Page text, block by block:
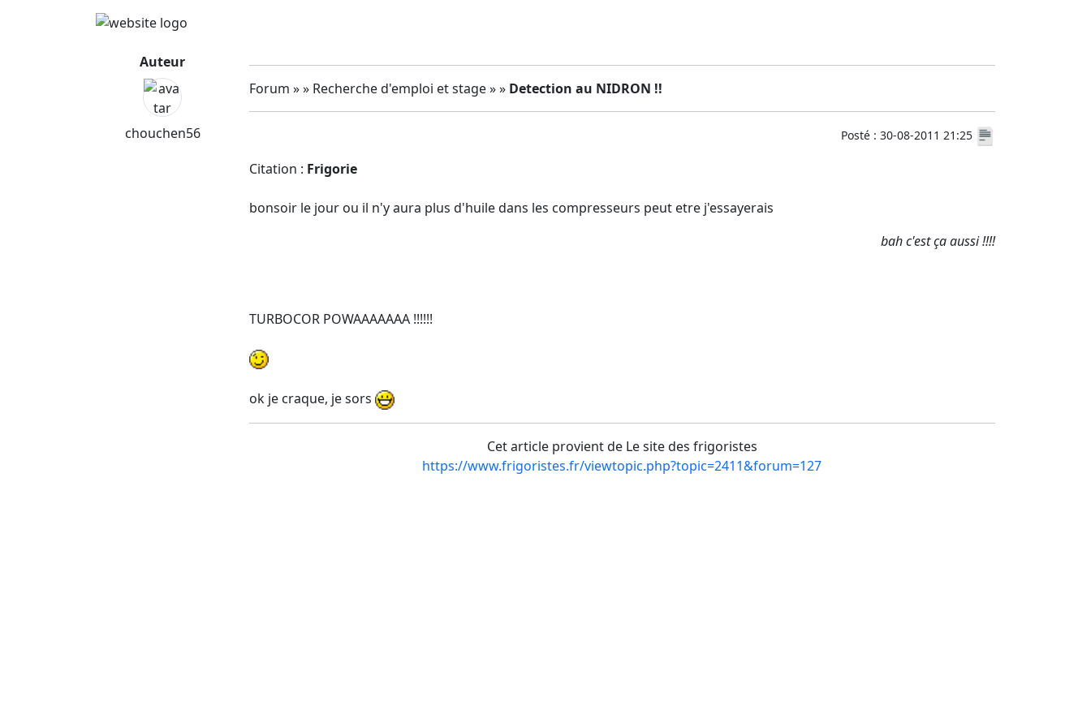
Auteur
chouchen56
Forum » » Recherche d'emploi et stage » » Detection au NIDRON !!
Posté : 30-08-2011 21:25
Citation : Frigorie
bonsoir le jour ou il n'y aura plus d'huile dans les compresseurs peut etre j'essayerais
bah c'est ça aussi !!!!
TURBOCOR POWAAAAAAA !!!!!!
ok je craque, je sors
Cet article provient de Le site des frigoristes
https://www.frigoristes.fr/viewtopic.php?topic=2411&forum=127